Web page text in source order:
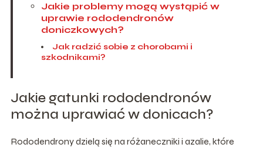
Jakie problemy mogą wystąpić w
uprawie rododendronów
doniczkowych?
Jak radzić sobie z chorobami i
szkodnikami?
Jakie gatunki rododendronów
można uprawiać w donicach?
Rododendrony dzielą się na różaneczniki i azalie, które